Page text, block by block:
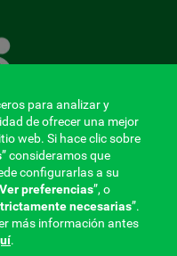
para analizar y
de ofrecer una mejor
web. Si hace clic sobre
” consideramos que
configurarlas a su
Ver preferencias”, o
necesarias”.
más información antes
.